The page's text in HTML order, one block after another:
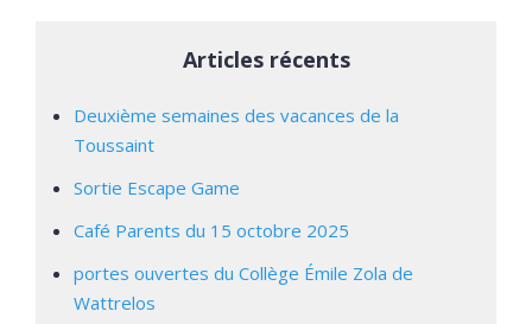
Articles récents
Deuxième semaines des vacances de la
Toussaint
Sortie Escape Game
Café Parents du 15 octobre 2025
portes ouvertes du Collège Émile Zola de
Wattrelos